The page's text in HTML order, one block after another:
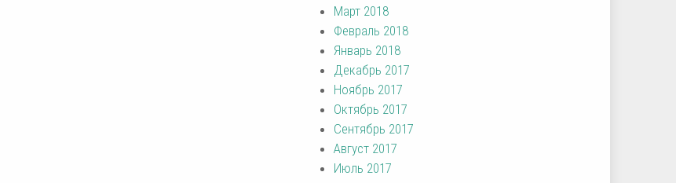
Март 2018
Февраль 2018
Январь 2018
Декабрь 2017
Ноябрь 2017
Октябрь 2017
Сентябрь 2017
Август 2017
Июль 2017